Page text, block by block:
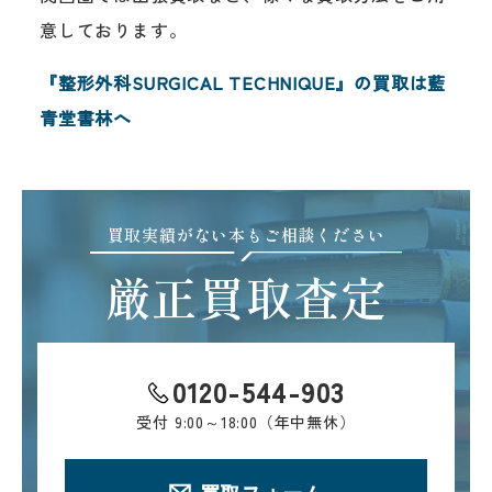
意しております。
『整形外科SURGICAL TECHNIQUE』の買取は藍
青堂書林へ
買取実績がない本もご相談ください
厳正買取査定
0120-544-903
受付 9:00～18:00（年中無休）